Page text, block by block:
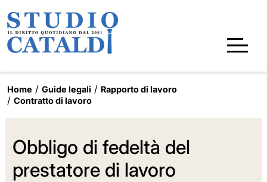
Home Guide legali
Rapporto di lavoro
Contratto di lavoro
Obbligo di fedeltà del
prestatore di lavoro